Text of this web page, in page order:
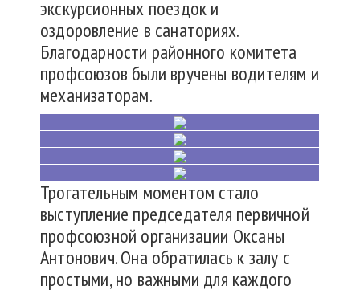
экскурсионных поездок и
оздоровление в санаториях.
Благодарности районного комитета
профсоюзов были вручены водителям и
механизаторам.
Трогательным моментом стало
выступление председателя первичной
профсоюзной организации Оксаны
Антонович. Она обратилась к залу с
простыми, но важными для каждого